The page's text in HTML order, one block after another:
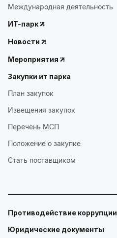
Международная деятельность
ИТ-парк
Новости
Мероприятия
Закупки ит парка
План закупок
Извещения закупок
Перечень МСП
Положение о закупке
Стать поставщиком
Противодействие коррупции
Юридические документы